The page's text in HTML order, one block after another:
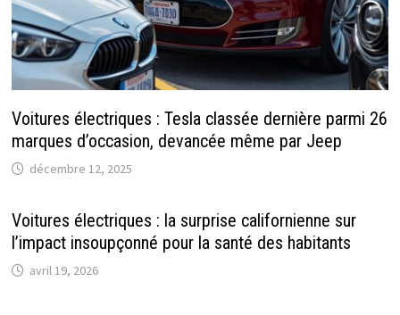
Voitures électriques : Tesla classée dernière parmi 26
marques d’occasion, devancée même par Jeep
décembre 12, 2025
Voitures électriques : la surprise californienne sur
l’impact insoupçonné pour la santé des habitants
avril 19, 2026